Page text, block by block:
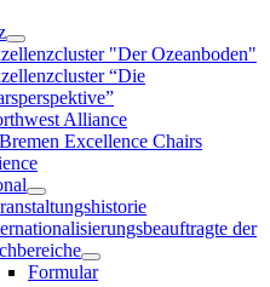
"Der Ozeanboden"
“Die
Alliance
Excellence Chairs
der
Formular